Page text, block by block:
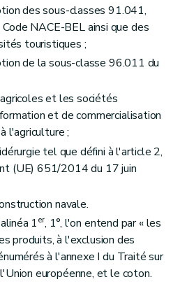
des sous-classes 91.041,
NACE-BEL ainsi que des
touristiques ;
de la sous-classe 96.011 du
et les sociétés
et de commercialisation
l'agriculture ;
tel que défini à l'article 2,
(UE) 651/2014 du 17 juin
navale.
1er, 1°, l'on entend par « les
produits, à l'exclusion des
à l'annexe I du Traité sur
européenne, et le coton.